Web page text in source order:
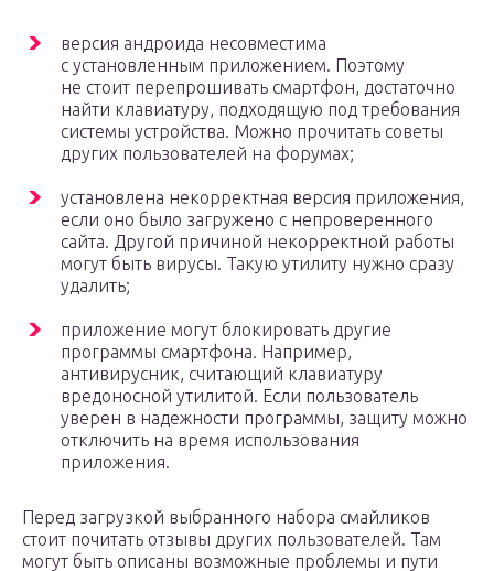
версия андроида несовместима
с установленным приложением. Поэтому
не стоит перепрошивать смартфон, достаточно
найти клавиатуру, подходящую под требования
системы устройства. Можно прочитать советы
других пользователей на форумах;
установлена некорректная версия приложения,
если оно было загружено с непроверенного
сайта. Другой причиной некорректной работы
могут быть вирусы. Такую утилиту нужно сразу
удалить;
приложение могут блокировать другие
программы смартфона. Например,
антивирусник, считающий клавиатуру
вредоносной утилитой. Если пользователь
уверен в надежности программы, защиту можно
отключить на время использования
приложения.
Перед загрузкой выбранного набора смайликов
стоит почитать отзывы других пользователей. Там
могут быть описаны возможные проблемы и пути